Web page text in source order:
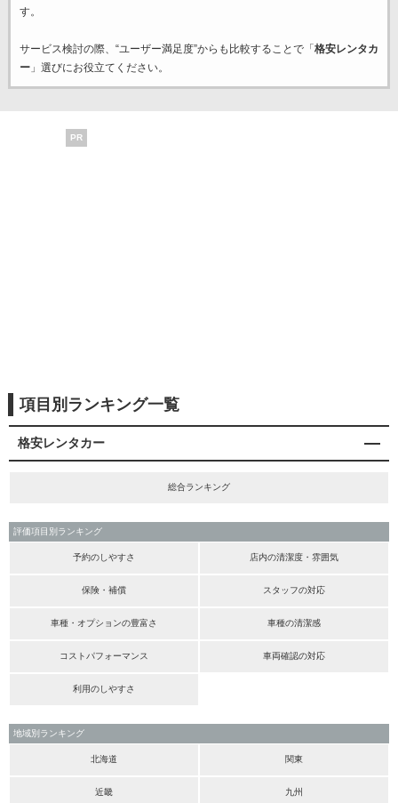
す。
サービス検討の際、“ユーザー満足度”からも比較することで「 格安レンタカ
ー」選びにお役立てください。
PR
項目別ランキング一覧
格安レンタカー
総合ランキング
評価項目別ランキング
予約のしやすさ 店内の清潔度・雰囲気
保険・補償 スタッフの対応
車種・オプションの豊富さ 車種の清潔感
コストパフォーマンス 車両確認の対応
利用のしやすさ
地域別ランキング
北海道 関東
近畿 九州